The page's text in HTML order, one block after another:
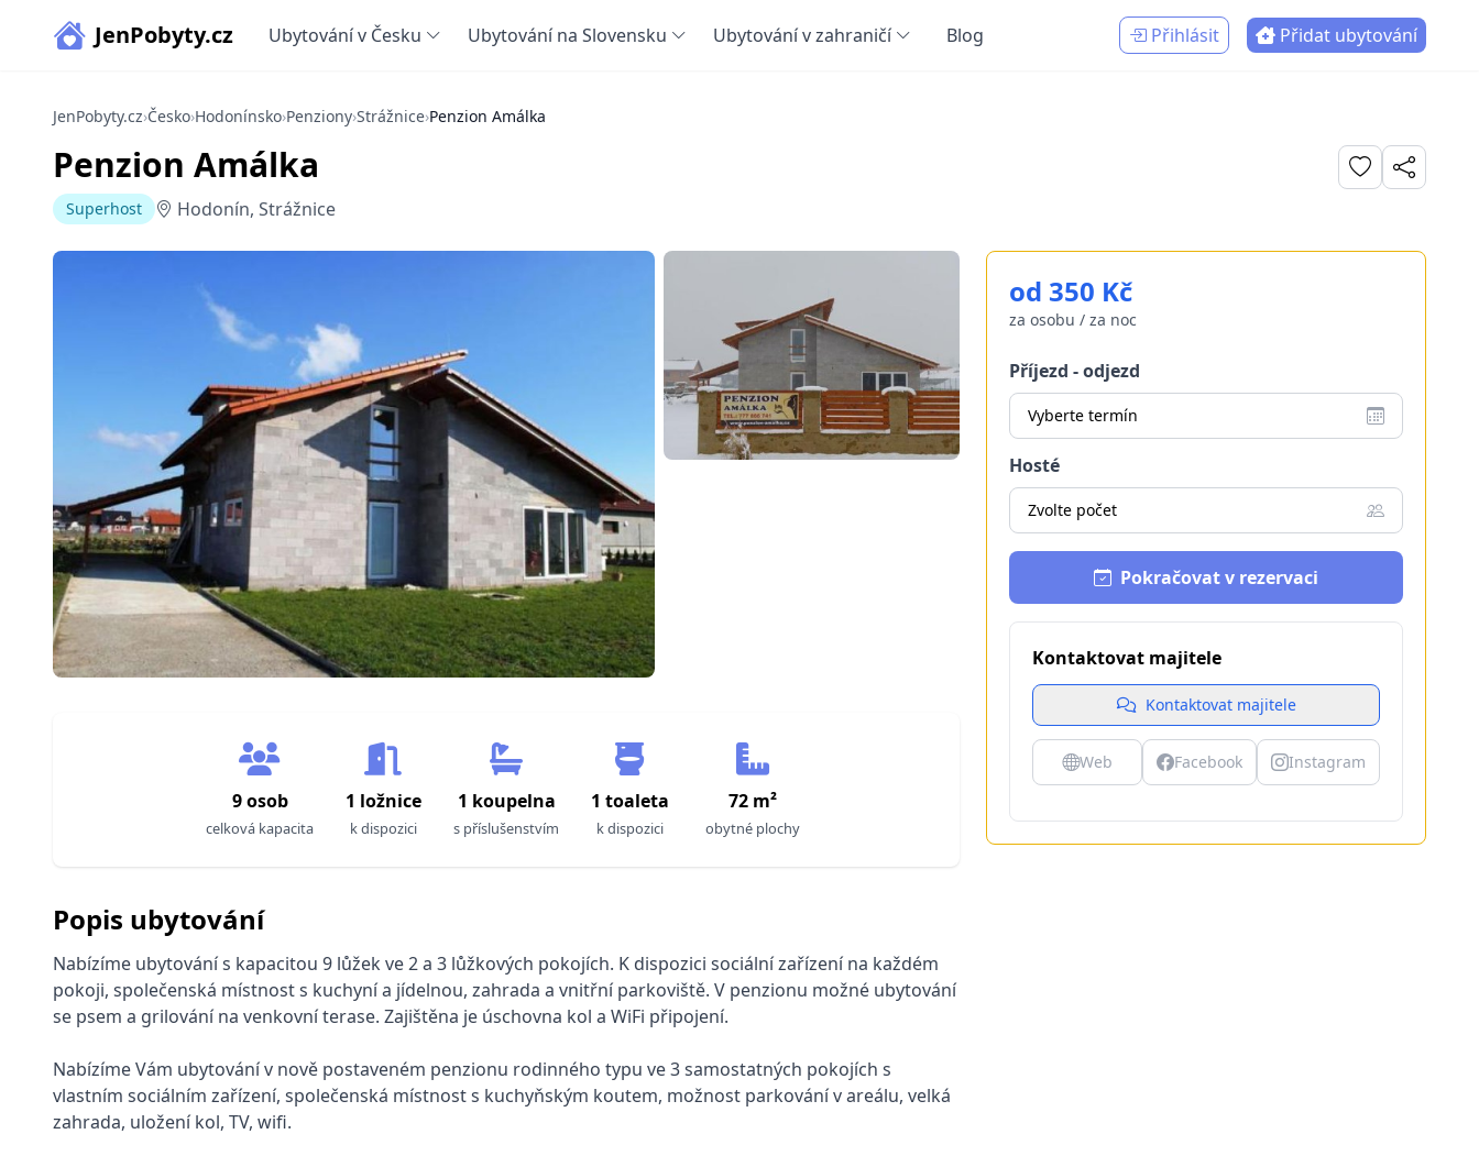
JenPobyty.cz Ubytování v Česku Ubytování na Slovensku Ubytování v zahraničí Blog Přihlásit Přidat ubytování
JenPobyty.cz›Česko›Hodonínsko›Penziony›Strážnice›Penzion Amálka
Penzion Amálka
Superhost Hodonín, Strážnice
9 osob
celková kapacita
1 ložnice
k dispozici
1 koupelna
s příslušenstvím
1 toaleta
k dispozici
72 m²
obytné plochy
Popis ubytování
Nabízíme ubytování s kapacitou 9 lůžek ve 2 a 3 lůžkových pokojích. K dispozici sociální zařízení na každém
pokoji, společenská místnost s kuchyní a jídelnou, zahrada a vnitřní parkoviště. V penzionu možné ubytování
se psem a grilování na venkovní terase. Zajištěna je úschovna kol a WiFi připojení.
Nabízíme Vám ubytování v nově postaveném penzionu rodinného typu ve 3 samostatných pokojích s
vlastním sociálním zařízení, společenská místnost s kuchyňským koutem, možnost parkování v areálu, velká
zahrada, uložení kol, TV, wifi.
od 350 Kč
za osobu / za noc
Příjezd - odjezd
Vyberte termín
Hosté
Zvolte počet
Pokračovat v rezervaci
Kontaktovat majitele
Kontaktovat majitele
Web Facebook Instagram